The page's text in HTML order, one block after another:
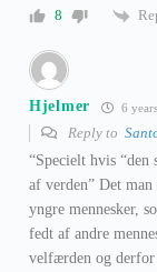
8
Hjelmer 6
Reply to
“Specielt hvis
af verden” Det
yngre mennesker,
fedt af andre
velfærden og derfor